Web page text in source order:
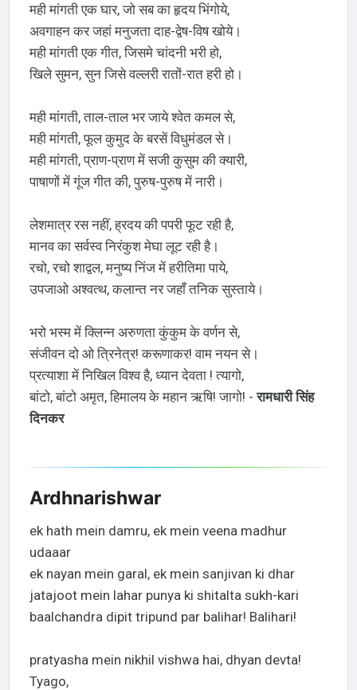
मही मांगती एक घार, जो सब का हृदय भिंगोये,
अवगाहन कर जहां मनुजता दाह-द्वेष-विष खोये।
मही मांगती एक गीत, जिसमे चांदनी भरी हो,
खिले सुमन, सुन जिसे वल्लरी रातों-रात हरी हो।
मही मांगती, ताल-ताल भर जाये श्वेत कमल से,
मही मांगती, फूल कुमुद के बरसें विधुमंडल से।
मही मांगती, प्राण-प्राण में सजी कुसुम की क्यारी,
पाषाणों में गूंज गीत की, पुरुष-पुरुष में नारी।
लेशमात्र रस नहीं, ह्रदय की पपरी फूट रही है,
मानव का सर्वस्व निरंकुश मेघा लूट रही है।
रचो, रचो शाद्वल, मनुष्य निंज में हरीतिमा पाये,
उपजाओ अश्वत्थ, कलान्त नर जहाँ तनिक सुस्ताये।
भरो भस्म में क्लिन्न अरुणता कुंकुम के वर्णन से,
संजीवन दो ओ त्रिनेत्र! करूणाकर! वाम नयन से।
प्रत्याशा में निखिल विश्व है, ध्यान देवता ! त्यागो,
बांटो, बांटो अमृत, हिमालय के महान ऋषि! जागो! -रामधारी सिंह
दिनकर
Ardhnarishwar
ek hath mein damru, ek mein veena madhur
udaaar
ek nayan mein garal, ek mein sanjivan ki dhar
jatajoot mein lahar punya ki shitalta sukh-kari
baalchandra dipit tripund par balihar! Balihari!
pratyasha mein nikhil vishwa hai, dhyan devta!
Tyago,